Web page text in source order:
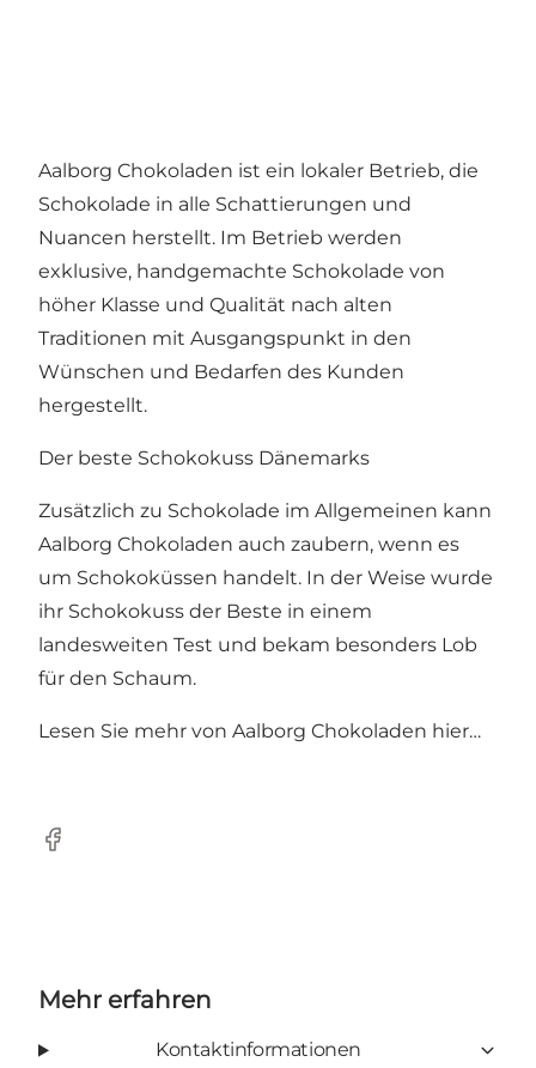
Aalborg Chokoladen ist ein lokaler Betrieb, die
Schokolade in alle Schattierungen und
Nuancen herstellt. Im Betrieb werden
exklusive, handgemachte Schokolade von
höher Klasse und Qualität nach alten
Traditionen mit Ausgangspunkt in den
Wünschen und Bedarfen des Kunden
hergestellt.
Der beste Schokokuss Dänemarks
Zusätzlich zu Schokolade im Allgemeinen kann
Aalborg Chokoladen auch zaubern, wenn es
um Schokoküssen handelt. In der Weise wurde
ihr Schokokuss der Beste in einem
landesweiten Test und bekam besonders Lob
für den Schaum.
Lesen Sie mehr von Aalborg Chokoladen hier…
Facebook
Mehr erfahren
Kontaktinformationen